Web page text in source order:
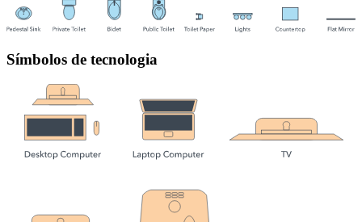
Símbolos de tecnologia